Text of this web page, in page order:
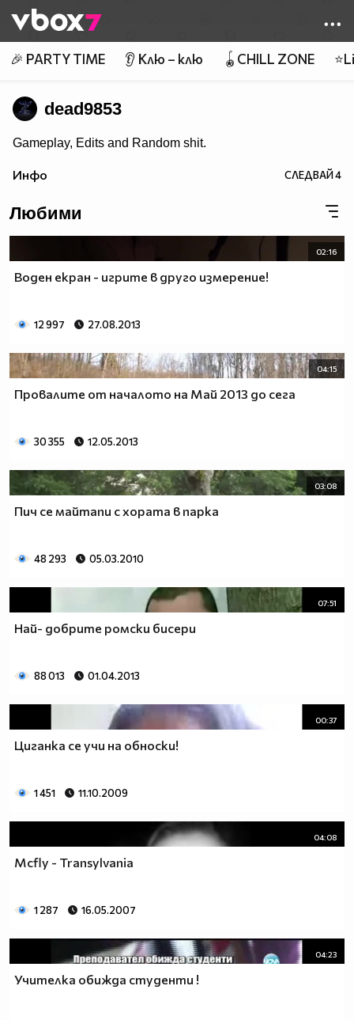
👾
🎉 PARTY TIME 👂 Клю – клю 🪀CHILL ZONE
dead9853
Gameplay, Edits and Random shit.
Инфо СЛЕДВАЙ4
Любими
02:16
Воден екран - игрите в друго измерение!
12 997 27.08.2013
04:15
Провалите от началото на Май 2013 до сега
30 355 12.05.2013
03:08
Пич се майтапи с хората в парка
48 293 05.03.2010
07:51
Най- добрите ромски бисери
88 013 01.04.2013
00:37
Циганка се учи на обноски!
1 451 11.10.2009
04:08
Mcfly - Transylvania
1 287 16.05.2007
04:23
Учителка обижда студенти !